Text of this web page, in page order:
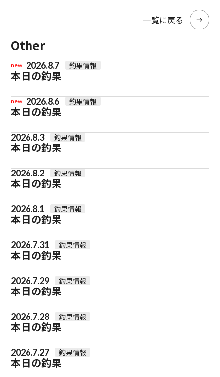
一覧に戻る
Other
new 2026.8.7 釣果情報
本日の釣果
new 2026.8.6 釣果情報
本日の釣果
2026.8.3 釣果情報
本日の釣果
2026.8.2 釣果情報
本日の釣果
2026.8.1 釣果情報
本日の釣果
2026.7.31 釣果情報
本日の釣果
2026.7.29 釣果情報
本日の釣果
2026.7.28 釣果情報
本日の釣果
2026.7.27 釣果情報
本日の釣果